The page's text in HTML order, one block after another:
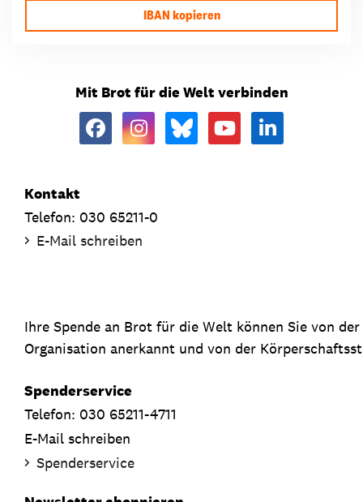
IBAN kopieren
Mit Brot für die Welt verbinden
Kontakt
Telefon: 030 65211-0
E-Mail schreiben
Ihre Spende an Brot für die Welt können Sie von
Organisation anerkannt und von der
Spenderservice
Telefon: 030 65211-4711
E-Mail schreiben
Spenderservice